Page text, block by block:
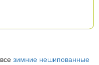
все зимние нешипованные